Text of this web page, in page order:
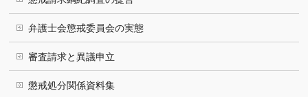
弁護士会懲戒委員会の実態
審査請求と異議申立
懲戒処分関係資料集